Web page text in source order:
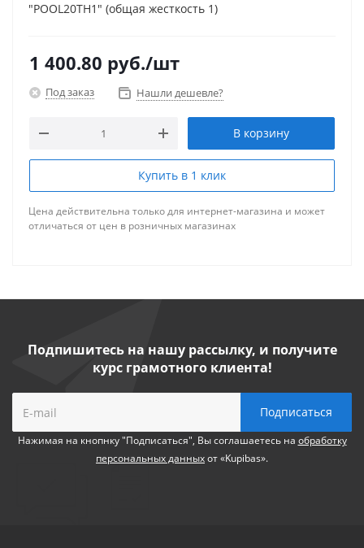
"POOL20TH1" (общая жесткость 1)
1 400.80 руб./шт
Под заказ Нашли дешевле?
В корзину
Купить в 1 клик
Цена действительна только для интернет-магазина и может
отличаться от цен в розничных магазинах
Подпишитесь на нашу рассылку, и получите
курс грамотного клиента!
Нажимая на кнопнку "Подписаться", Вы соглашаетесь на обработку
персональных данныхот «Kupibas».